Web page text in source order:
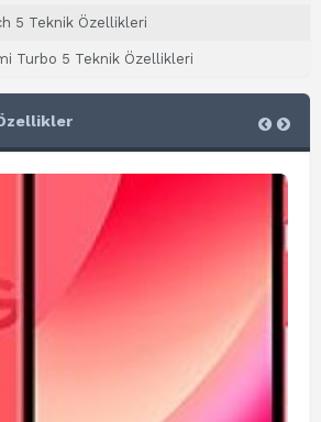
5 Teknik Özellikleri
Turbo 5 Teknik Özellikleri